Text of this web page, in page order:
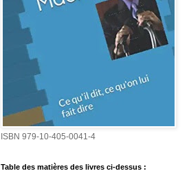
ISBN 979-10-405-0041-4
Table des matières des livres ci-dessus :